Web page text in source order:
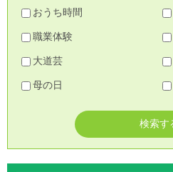
おうち時間
職業体験
大道芸
母の日